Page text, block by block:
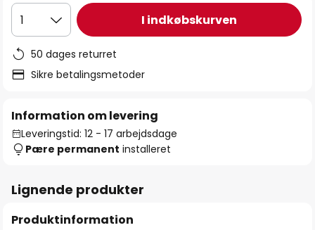
1 I indkøbskurven
50 dages returret
Sikre betalingsmetoder
Information om levering
Leveringstid: 12 - 17 arbejdsdage
Pære permanent installeret
Lignende produkter
Produktinformation